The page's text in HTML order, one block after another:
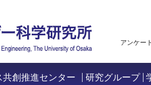
アンケート
共創推進センター 研究グループ